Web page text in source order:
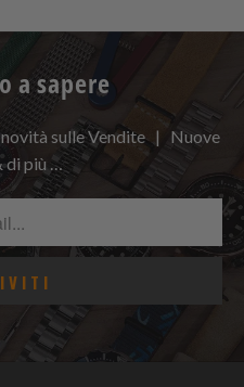
a sapere
sulle Vendite | Nuove
di più …